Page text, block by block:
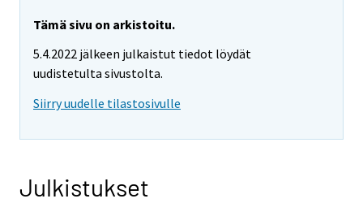
Tämä sivu on arkistoitu.
5.4.2022 jälkeen julkaistut tiedot löydät
uudistetulta sivustolta.
Siirry uudelle tilastosivulle
Julkistukset